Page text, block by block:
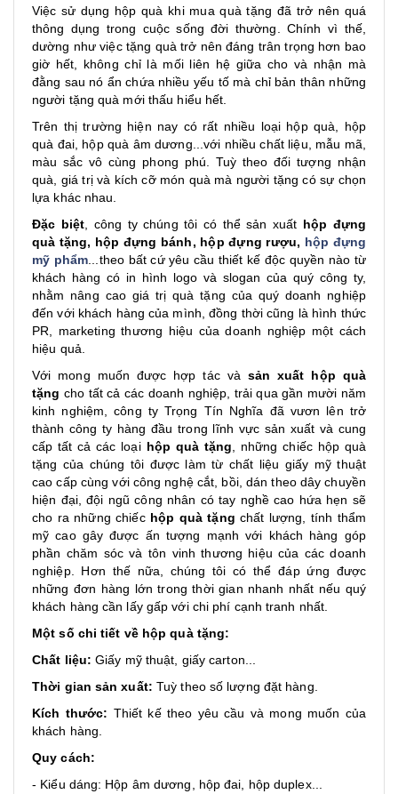
Việc sử dụng hộp quà khi mua quà tặng đã trở nên quá
thông dụng trong cuộc sống đời thường. Chính vì thế,
dường như việc tặng quà trở nên đáng trân trọng hơn bao
giờ hết, không chỉ là mối liên hệ giữa cho và nhận mà
đằng sau nó ẩn chứa nhiều yếu tố mà chỉ bản thân những
người tặng quà mới thấu hiểu hết.
Trên thị trường hiện nay có rất nhiều loại hộp quà, hộp
quà đai, hộp quà âm dương...với nhiều chất liệu, mẫu mã,
màu sắc vô cùng phong phú. Tuỳ theo đối tượng nhận
quà, giá trị và kích cỡ món quà mà người tặng có sự chọn
lựa khác nhau.
Đặc biệt , công ty chúng tôi có thể sản xuất hộp đựng
quà tặng, hộp đựng bánh, hộp đựng rượu, hộp đựng
mỹ phẩm ...theo bất cứ yêu cầu thiết kế độc quyền nào từ
khách hàng có in hình logo và slogan của quý công ty,
nhằm nâng cao giá trị quà tặng của quý doanh nghiệp
đến với khách hàng của mình, đồng thời cũng là hình thức
PR, marketing thương hiệu của doanh nghiệp một cách
hiệu quả.
Với mong muốn được hợp tác và sản xuất hộp quà
tặng cho tất cả các doanh nghiệp, trải qua gần mười năm
kinh nghiệm, công ty Trọng Tín Nghĩa đã vươn lên trở
thành công ty hàng đầu trong lĩnh vực sản xuất và cung
cấp tất cả các loại hộp quà tặng , những chiếc hộp quà
tặng của chúng tôi được làm từ chất liệu giấy mỹ thuật
cao cấp cùng với công nghệ cắt, bồi, dán theo dây chuyền
hiện đại, đội ngũ công nhân có tay nghề cao hứa hẹn sẽ
cho ra những chiếchộp quà tặng chất lượng, tính thẩm
mỹ cao gây được ấn tượng mạnh với khách hàng góp
phần chăm sóc và tôn vinh thương hiệu của các doanh
nghiệp. Hơn thế nữa, chúng tôi có thể đáp ứng được
những đơn hàng lớn trong thời gian nhanh nhất nếu quý
khách hàng cần lấy gấp với chi phí cạnh tranh nhất.
Một số chi tiết về hộp quà tặng:
Chất liệu: Giấy mỹ thuật, giấy carton...
Thời gian sản xuất: Tuỳ theo số lượng đặt hàng.
Kích thước: Thiết kế theo yêu cầu và mong muốn của
khách hàng.
Quy cách:
- Kiểu dáng: Hộp âm dương, hộp đai, hộp duplex...